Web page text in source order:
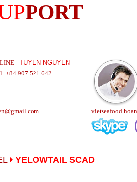
PORT
-TUYEN NGUYEN
+84 907 521 642
YELOWTAIL SCAD